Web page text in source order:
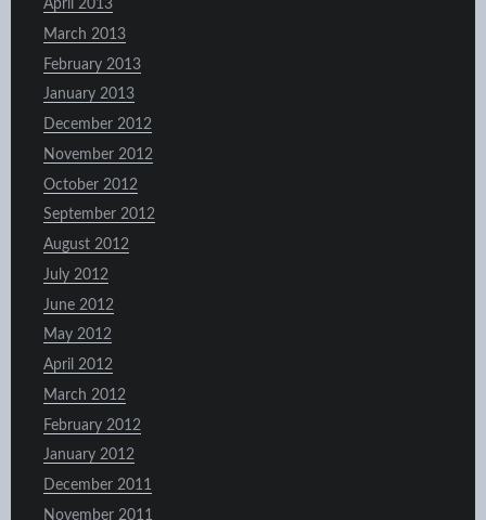
April 2013
March 2013
February 2013
January 2013
December 2012
November 2012
October 2012
September 2012
August 2012
July 2012
June 2012
May 2012
April 2012
March 2012
February 2012
January 2012
December 2011
November 2011